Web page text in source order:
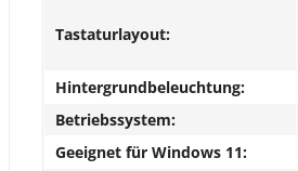
Tastaturlayout:
Hintergrundbeleuchtung:
Betriebssystem:
Geeignet für Windows 11: